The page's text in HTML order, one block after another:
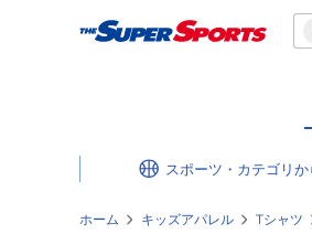
スポーツ・カテゴリ
ホーム キッズアパレル Tシャツ